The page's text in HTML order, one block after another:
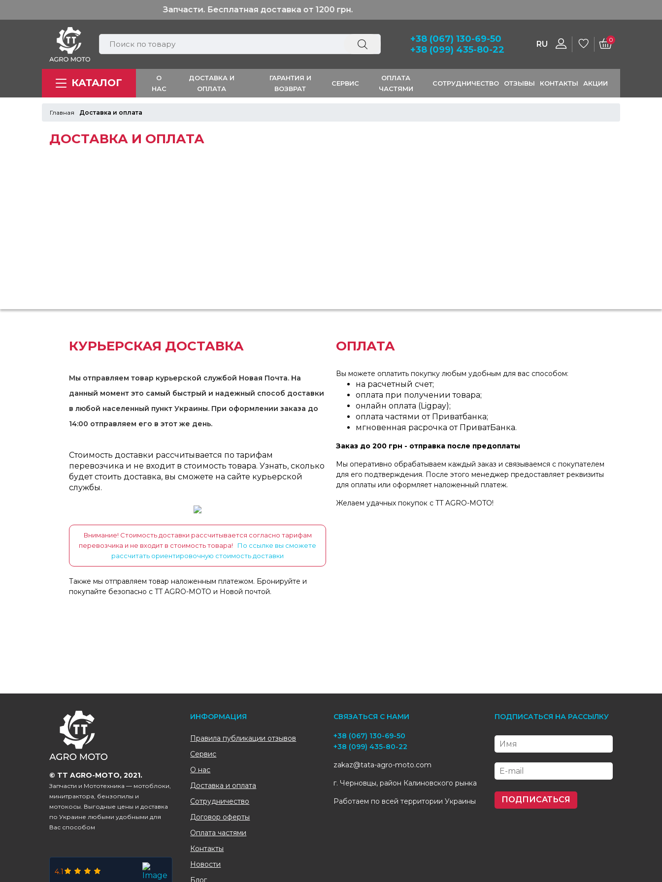
+38 (067) 130-69-50
+38 (099) 435-80-22
RU 0
КАТАЛОГ
О
НАС
ДОСТАВКА И
ОПЛАТА
ГАРАНТИЯ И
ВОЗВРАТ
СЕРВИС
ОПЛАТА
ЧАСТЯМИ
СОТРУДНИЧЕСТВО ОТЗЫВЫ КОНТАКТЫ АКЦИИ
Главная Доставка и оплата
ДОСТАВКА И ОПЛАТА
КУРЬЕРСКАЯ ДОСТАВКА
Мы отправляем товар курьерской службой Новая Почта. На
данный момент это самый быстрый и надежный способ доставки
в любой населенный пункт Украины. При оформлении заказа до
14:00 отправляем его в этот же день.
Стоимость доставки рассчитывается по тарифам
перевозчика и не входит в стоимость товара. Узнать, сколько
будет стоить доставка, вы сможете на сайте курьерской
службы.
Внимание! Стоимость доставки рассчитывается согласно тарифам
перевозчика и не входит в стоимость товара! По ссылке вы сможете
рассчитать ориентировочную стоимость доставки
Также мы отправляем товар наложенным платежом. Бронируйте и
покупайте безопасно с TT AGRO-MOTO и Новой почтой.
ОПЛАТА
Вы можете оплатить покупку любым удобным для вас способом:
на расчетный счет;
оплата при получении товара;
онлайн оплата (Ligpay);
оплата частями от Приватбанка;
мгновенная расрочка от ПриватБанка.
Заказ до 200 грн - отправка после предоплаты
Мы оперативно обрабатываем каждый заказ и связываемся с покупателем
для его подтверждения. После этого менеджер предоставляет реквизиты
для оплаты или оформляет наложенный платеж.
Желаем удачных покупок с TT AGRO-MOTO!
© TT AGRO-MOTO, 2021.
Запчасти и Мототехника — мотоблоки,
минитрактора, бензопилы и
мотокосы. Выгодные цены и доставка
по Украине любыми удобными для
Вас способом
4.1
ПОДПИСАТЬСЯ НА РАССЫЛКУ
ПОДПИСАТЬСЯ
ИНФОРМАЦИЯ
Правила публикации отзывов
Сервис
О нас
Доставка и оплата
Сотрудничество
Договор оферты
Оплата частями
Контакты
Новости
Блог
СВЯЗАТЬСЯ С НАМИ
+38 (067) 130-69-50
+38 (099) 435-80-22
zakaz@tata-agro-moto.com
г. Черновцы, район Калиновского рынка
Работаем по всей территории Украины